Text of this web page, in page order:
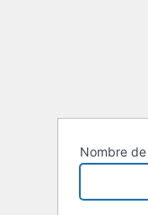
Nombre